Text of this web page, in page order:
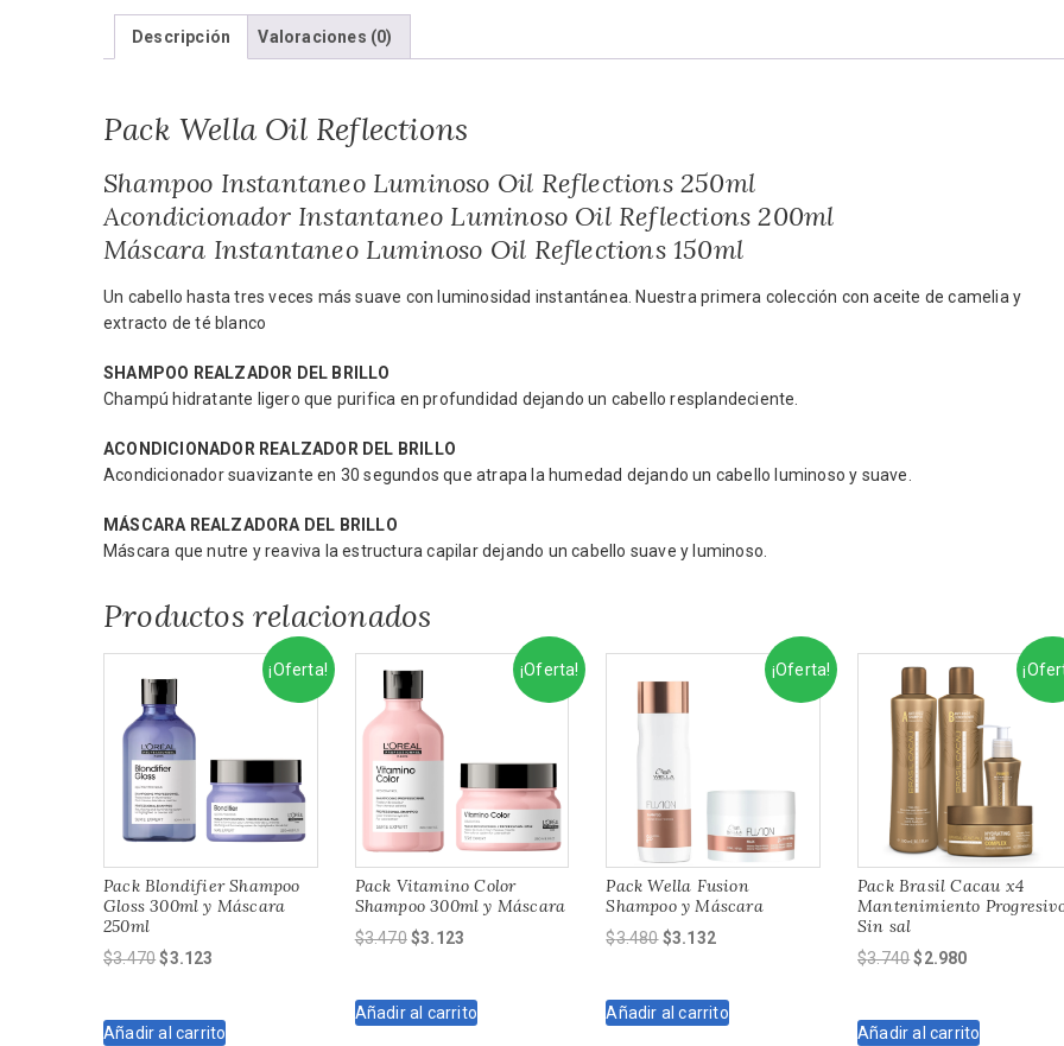
Descripción Valoraciones (0)
Pack Wella Oil Reflections
Shampoo Instantaneo Luminoso Oil Reflections 250ml
Acondicionador Instantaneo Luminoso Oil Reflections 200ml
Máscara Instantaneo Luminoso Oil Reflections 150ml
Un cabello hasta tres veces más suave con luminosidad instantánea. Nuestra primera colección con aceite de camelia y
extracto de té blanco
SHAMPOO REALZADOR DEL BRILLO
Champú hidratante ligero que purifica en profundidad dejando un cabello resplandeciente.
ACONDICIONADOR REALZADOR DEL BRILLO
Acondicionador suavizante en 30 segundos que atrapa la humedad dejando un cabello luminoso y suave.
MÁSCARA REALZADORA DEL BRILLO
Máscara que nutre y reaviva la estructura capilar dejando un cabello suave y luminoso.
Productos relacionados
¡Oferta!
Pack Blondifier Shampoo
Gloss 300ml y Máscara
250ml
$3.470El
era:
$3.123
es:
Añadir al carrito
¡Oferta!
Pack Vitamino Color
Shampoo 300ml y Máscara
$3.470El
era:
$3.123
es:
Añadir al carrito
¡Oferta!
Pack Wella Fusion
Shampoo y Máscara
$3.480 El
era:
$3.132El
es:
Añadir al carrito
Pack Brasil Cacau x4
Mantenimiento
Sin sal
$3.740El
era:
$2.980El
es:
Añadir al carrito